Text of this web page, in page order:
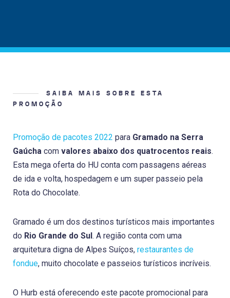
SAIBA MAIS SOBRE ESTA
PROMOÇÃO
Promoção de pacotes 2022 para Gramado na Serra
Gaúcha com valores abaixo dos quatrocentos reais.
Esta mega oferta do HU conta com passagens aéreas
de ida e volta, hospedagem e um super passeio pela
Rota do Chocolate.
Gramado é um dos destinos turísticos mais importantes
do Rio Grande do Sul. A região conta com uma
arquitetura digna de Alpes Suíços, restaurantes de
fondue, muito chocolate e passeios turísticos incríveis.
O Hurb está oferecendo este pacote promocional para